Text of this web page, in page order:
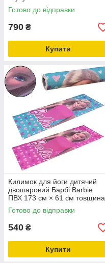
см товщина 6 мм
Готово до відправки
790 ₴
Купити
Килимок для йоги дитячий
двошаровий Барбі Barbie
ПВХ 173 см × 61 см товщина
6 мм
Готово до відправки
540 ₴
Купити